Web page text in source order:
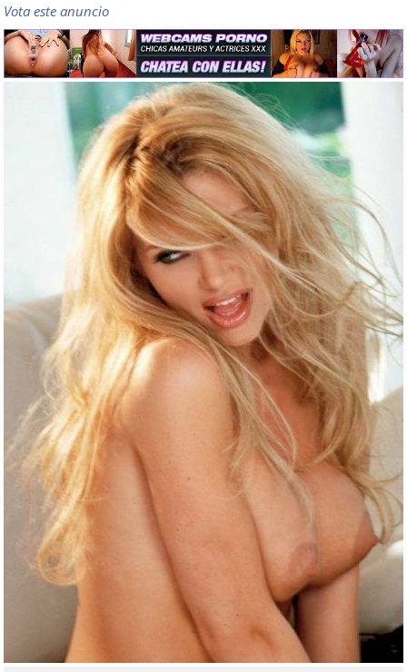
Vota este anuncio